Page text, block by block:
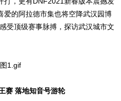
爱的阿拉德市集也将空降武汉园博
受顶级赛事脉搏，探访武汉城市文
赛 落地知音号游轮